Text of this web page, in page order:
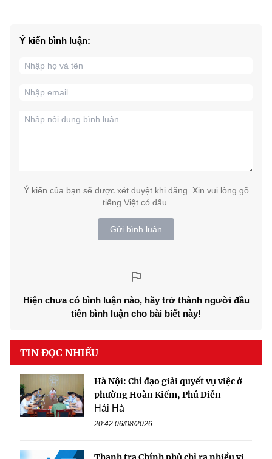
Ý kiến bình luận:
Ý kiến của bạn sẽ được xét duyệt khi đăng. Xin vui lòng gõ
tiếng Việt có dấu.
Gửi bình luận
Hiện chưa có bình luận nào, hãy trở thành người đầu
tiên bình luận cho bài biết này!
TIN ĐỌC NHIỀU
Hà Nội: Chỉ đạo giải quyết vụ việc ở
phường Hoàn Kiếm, Phú Diễn
Hải Hà
20:42 06/08/2026